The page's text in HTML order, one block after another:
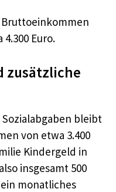
Bruttoeinkommen
Euro.
zusätzliche
bleibt
von etwa 3.400
Kindergeld in
insgesamt 500
monatliches